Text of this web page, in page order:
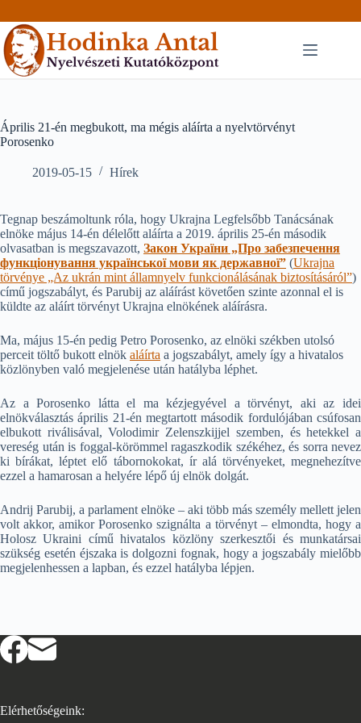
to
content
Április 21-én megbukott, ma mégis aláírta a nyelvtörvényt
Porosenko
2019-05-15 Hírek
Tegnap beszámoltunk róla, hogy Ukrajna Legfelsőbb Tanácsának
elnöke május 14-én délelőtt aláírta a 2019. április 25-én második
olvasatban is megszavazott, Закон України „Про забезпечення
функціонування української мови як державної” (Ukrajna
törvénye „Az ukrán mint államnyelv funkcionálásának biztosításáról”)
című jogszabályt, és Parubij az aláírást követően szinte azonnal el is
küldte az aláírt törvényt Ukrajna elnökének aláírásra.
Ma, május 15-én pedig Petro Porosenko, az elnöki székben utolsó
perceit töltő bukott elnök aláírta a jogszabályt, amely így a hivatalos
közlönyben való megjelenése után hatályba léphet.
Az a Porosenko látta el ma kézjegyével a törvényt, aki az idei
elnökválasztás április 21-én megtartott második fordulójában csúfosan
elbukott riválisával, Volodimir Zelenszkijjel szemben, és hetekkel a
vereség után is foggal-körömmel ragaszkodik székéhez, és sorra nevez
ki bírákat, léptet elő tábornokokat, ír alá törvényeket, megnehezítve
ezzel a hamarosan a helyére lépő új elnök dolgát.
Andrij Parubij, a parlament elnöke – aki több más személy mellett jelen
volt akkor, amikor Porosenko szignálta a törvényt – elmondta, hogy a
Holosz Ukraini című hivatalos közlöny szerkesztői és munkatársai
szükség esetén éjszaka is dolgozni fognak, hogy a jogszabály mielőbb
megjelenhessen a lapban, és ezzel hatályba lépjen.
Elérhetőségeink: